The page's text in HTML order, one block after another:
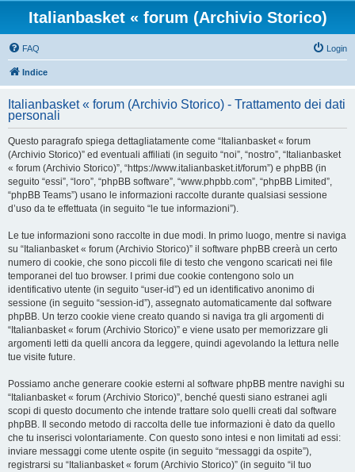
Italianbasket « forum (Archivio Storico)
FAQ Login
Indice
Italianbasket « forum (Archivio Storico) - Trattamento dei dati
personali
Questo paragrafo spiega dettagliatamente come “Italianbasket « forum
(Archivio Storico)” ed eventuali affiliati (in seguito “noi”, “nostro”, “Italianbasket
« forum (Archivio Storico)”, “https://www.italianbasket.it/forum”) e phpBB (in
seguito “essi”, “loro”, “phpBB software”, “www.phpbb.com”, “phpBB Limited”,
“phpBB Teams”) usano le informazioni raccolte durante qualsiasi sessione
d’uso da te effettuata (in seguito “le tue informazioni”).
Le tue informazioni sono raccolte in due modi. In primo luogo, mentre si naviga
su “Italianbasket « forum (Archivio Storico)” il software phpBB creerà un certo
numero di cookie, che sono piccoli file di testo che vengono scaricati nei file
temporanei del tuo browser. I primi due cookie contengono solo un
identificativo utente (in seguito “user-id”) ed un identificativo anonimo di
sessione (in seguito “session-id”), assegnato automaticamente dal software
phpBB. Un terzo cookie viene creato quando si naviga tra gli argomenti di
“Italianbasket « forum (Archivio Storico)” e viene usato per memorizzare gli
argomenti letti da quelli ancora da leggere, quindi agevolando la lettura nelle
tue visite future.
Possiamo anche generare cookie esterni al software phpBB mentre navighi su
“Italianbasket « forum (Archivio Storico)”, benché questi siano estranei agli
scopi di questo documento che intende trattare solo quelli creati dal software
phpBB. Il secondo metodo di raccolta delle tue informazioni è dato da quello
che tu inserisci volontariamente. Con questo sono intesi e non limitati ad essi:
inviare messaggi come utente ospite (in seguito “messaggi da ospite”),
registrarsi su “Italianbasket « forum (Archivio Storico)” (in seguito “il tuo